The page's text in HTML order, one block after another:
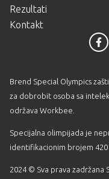
Rezultati
Kontakt
Brend Special Olympics
za dobrobit osoba sa
održava Workbee
Specijalna olimpijada je
identifikacionim brojem
2024 © Sva prava zadržana